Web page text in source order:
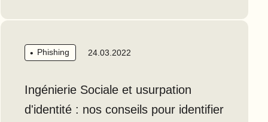
Phishing 24.03.2022
Ingénierie Sociale et usurpation
d'identité : nos conseils pour identifier